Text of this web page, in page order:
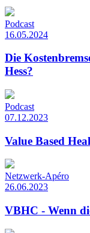
Podcast
16.05.2024
Die
Hess?
Podcast
07.12.2023
Value Based
Netzwerk-Apéro
26.06.2023
VBHC - Wenn